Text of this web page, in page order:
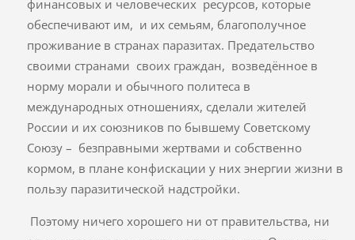
финансовых и человеческих ресурсов, которые
обеспечивают им, и их семьям, благополучное
проживание в странах паразитах. Предательство
своими странами своих граждан, возведённое в
норму морали и обычного политеса в
международных отношениях, сделали жителей
России и их союзников по бывшему Советскому
Союзу – безправными жертвами и собственно
кормом, в плане конфискации у них энергии жизни в
пользу паразитической надстройки.
Поэтому ничего хорошего ни от правительства, ни